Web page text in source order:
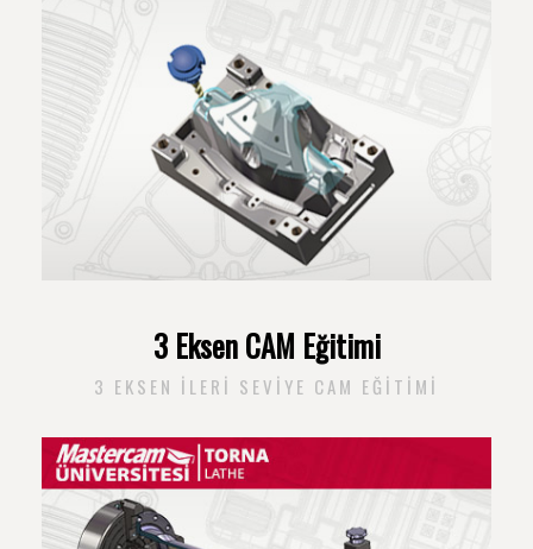
3 Eksen CAM Eğitimi
3 EKSEN İLERI SEVIYE CAM EĞITIMI